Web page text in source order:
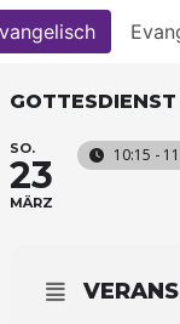
SO.
23
MÄRZ
10:15 -